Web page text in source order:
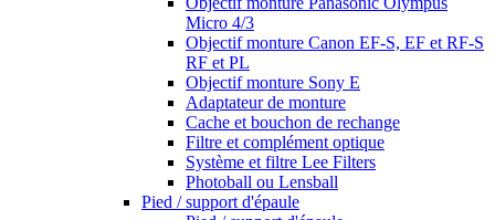
Micro 4/3
Objectif monture Canon EF-S, EF et RF-S
RF et PL
Objectif monture Sony E
Adaptateur de monture
Cache et bouchon de rechange
Filtre et complément optique
Système et filtre Lee Filters
Photoball ou Lensball
Pied / support d'épaule